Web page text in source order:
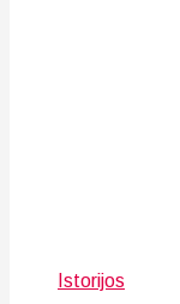
Istorijos